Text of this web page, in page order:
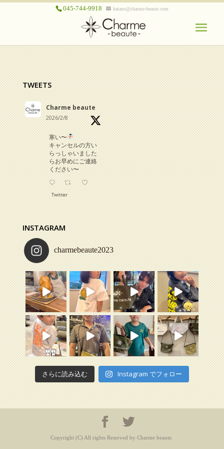
045-744-9918 hatano@charme-beaute.com
TWEETS
Charme beaute
2026/2/8
寒い〜
キャンセルの方い
らっしゃいました
らお早めにご連絡
ください〜
Twitter
2025/4/3
お知らせです
ます
シャンプー、スタ
イリング剤など商
品も4月5月から値
上げの商品があり
ますので、必要な
方はお早めにお買
い求めください
宜しくお願いしま
す
Twitter
2025/1/4
とうございます
本年も宜しくお願
INSTAGRAM
charmebeaute2023
さらに読み込む Instagram でフォロー
Copyright (C) All rights Reserved by Charme beaute.